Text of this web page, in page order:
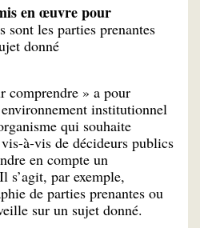
en œuvre pour
sont les parties prenantes
donné
comprendre » a pour
institutionnel
qui souhaite
à-vis de décideurs publics
en compte un
s’agit, par exemple,
de parties prenantes ou
sur un sujet donné.